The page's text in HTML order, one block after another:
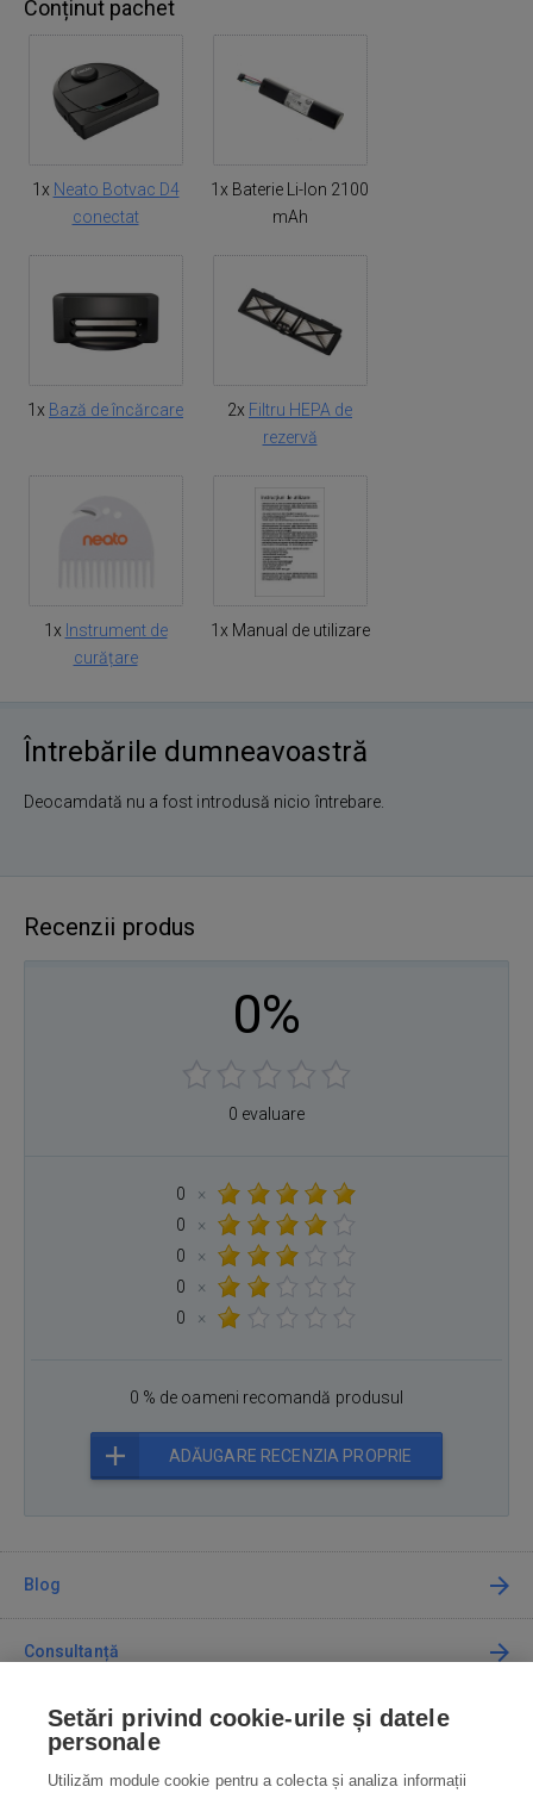
Conținut pachet
1x Neato Botvac D4
conectat
1x Baterie Li-Ion 2100
mAh
1x Bază de încărcare 2x Filtru HEPA de
rezervă
1x Instrument de
curățare
1x Manual de utilizare
Întrebările dumneavoastră
Deocamdată nu a fost introdusă nicio întrebare.
Recenzii produs
0%
0 evaluare
0
×
0
×
0
×
0
×
0
×
0 % de oameni recomandă produsul
ADĂUGARE RECENZIA PROPRIE
Blog
Consultanță
Cum cumpăr
Contact
Setări privind cookie-urile și datele
personale
Utilizăm module cookie pentru a colecta și analiza informații